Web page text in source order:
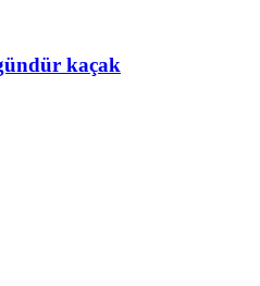
kaçak